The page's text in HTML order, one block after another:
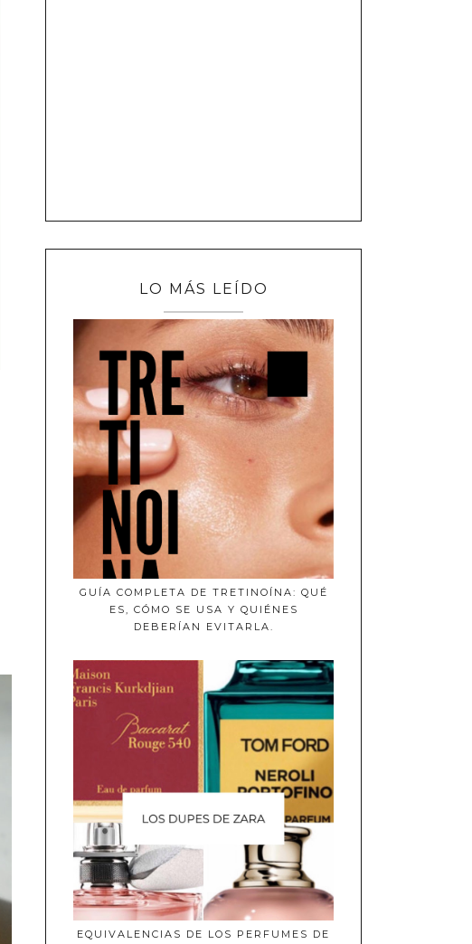
LO MÁS LEÍDO
GUÍA COMPLETA DE TRETINOÍNA: QUÉ
ES, CÓMO SE USA Y QUIÉNES
DEBERÍAN EVITARLA.
EQUIVALENCIAS DE LOS PERFUMES DE